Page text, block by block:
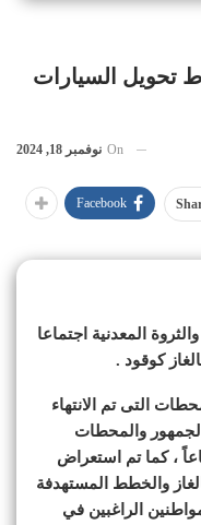
تحويل السيارات
On نوفمبر 18, 2024
Facebook
المعدنية اجتماعا
كوقود .
التى تم الانتهاء
والمحطات
، كما تم استعراض
والخطط المستهدفة
الراغبين في